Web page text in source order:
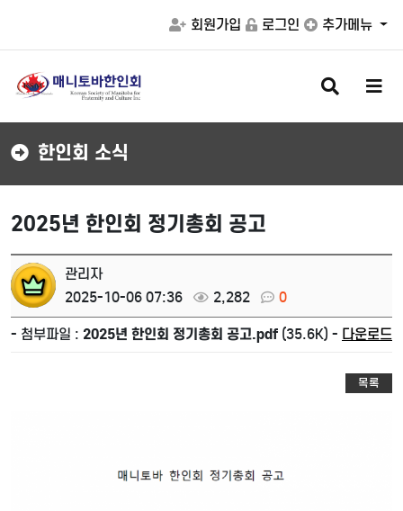
회원가입 로그인 추가메뉴
검
색
버
메
버
한인회 소식
2025년 한인회 정기총회 공고
관리자
2025-10-06 07:36
2,282 0
- 첨부파일 : 2025년 한인회 정기총회 공고.pdf (35.6K) - 다운로드
목록